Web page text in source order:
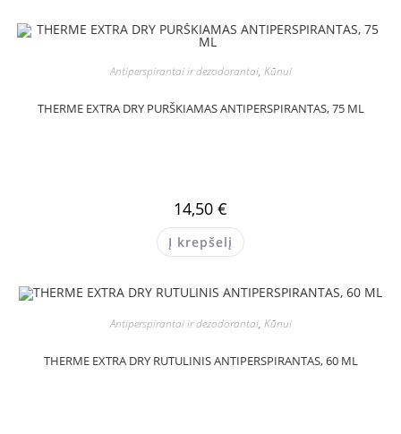
Antiperspirantai ir dezodorantai, Kūnui
THERME EXTRA DRY PURŠKIAMAS ANTIPERSPIRANTAS, 75 ML
14,50 €
Į krepšelį
Antiperspirantai ir dezodorantai, Kūnui
THERME EXTRA DRY RUTULINIS ANTIPERSPIRANTAS, 60 ML